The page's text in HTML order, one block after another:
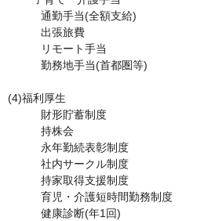
通勤手当(全額支給)
出張旅費
リモート手当
勤務地手当(首都圏等)
(4)福利厚生
財形貯蓄制度
持株会
永年勤続表彰制度
社内サークル制度
持家取得支援制度
育児・介護短時間勤務制度
健康診断(年1回)